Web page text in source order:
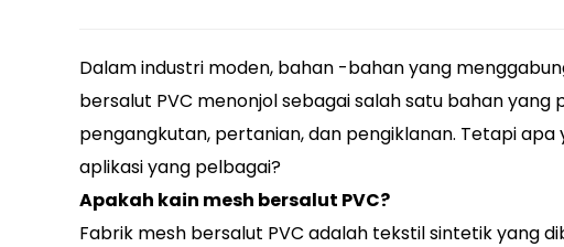
Dalam industri moden, bahan -bahan yang
bersalut PVC menonjol sebagai salah satu bahan
pengangkutan, pertanian, dan pengiklanan. Tetapi
aplikasi yang pelbagai?
Apakah kain mesh bersalut PVC?
Fabrik mesh bersalut PVC adalah tekstil sintetik yang